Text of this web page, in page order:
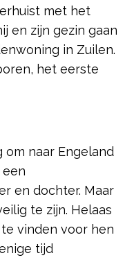
met het
en zijn gezin gaan
in Zuilen.
het eerste
om naar Engeland
en dochter. Maar
te zijn. Helaas
vinden voor hen
tijd